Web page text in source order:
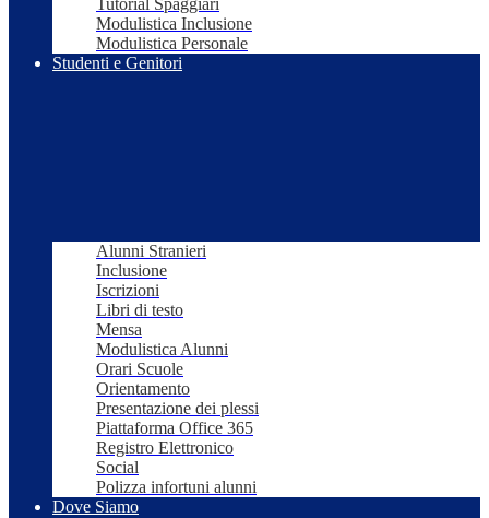
Tutorial Spaggiari
Modulistica Inclusione
Modulistica Personale
Studenti e Genitori
Alunni Stranieri
Inclusione
Iscrizioni
Libri di testo
Mensa
Modulistica Alunni
Orari Scuole
Orientamento
Presentazione dei plessi
Piattaforma Office 365
Registro Elettronico
Social
Polizza infortuni alunni
Dove Siamo